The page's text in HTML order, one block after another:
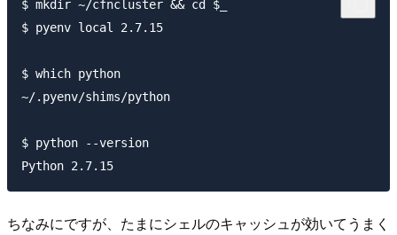
$ mkdir ~/cfncluster && cd $_
$ pyenv local 2.7.15
$ which python
~/.pyenv/shims/python
$ python --version
ちなみにですが、たまにシェルのキャッシュが効いてうまく